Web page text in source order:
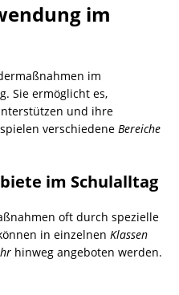
im
im
Sie ermöglicht es,
und ihre
verschiedene Bereiche
im Schulalltag
oft durch spezielle
in einzelnen Klassen
hinweg angeboten werden.